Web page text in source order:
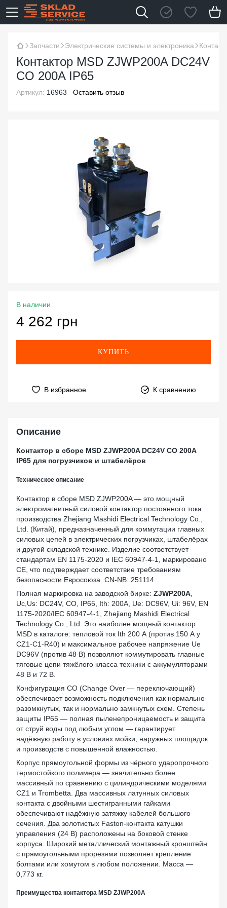
Запчасти Электрические системы и электроника
Контактор MSD ZJWP200A DC24V
CO 200A IP65
Артикул: 16963 Оставить отзыв
В наличии
4 262 грн
КУПИТЬ
В избранное К сравнению
Описание
Контактор в сборе MSD ZJWP200A DC24V CO 200A
IP65 для погрузчиков и штабелёров
Техническое описание
Контактор в сборе MSD ZJWP200A — это мощный
электромагнитный силовой контактор постоянного тока
производства Zhejiang Mashidi Electrical Technology Co.,
Ltd. (Китай), предназначенный для коммутации главных
силовых цепей в электрических погрузчиках, штабелёрах
и другой складской технике. Изделие соответствует
стандартам EN 1175-2020 и IEC 60947-4-1, маркировано
CE, что подтверждает соответствие требованиям
безопасности Евросоюза. CN-NB: 251114.
Полная маркировка на заводской бирке: ZJWP200A
Uc,Us: DC24V, CO, IP65, Ith: 200A, Ue: DC96V, Ui: 96V, EN
1175-2020/IEC 60947-4-1, Zhejiang Mashidi Electrical
Technology Co., Ltd. Это наиболее мощный контактор
MSD в каталоге: тепловой ток Ith 200 А (против 150 А у
CZ1-C1-R40) и максимальное рабочее напряжение Ue
DC96V (против 48 В) позволяют коммутировать главные
тяговые цепи тяжёлого класса техники с аккумуляторами
48 В и 72 В.
Конфигурация CO (Change Over — переключающий)
обеспечивает возможность подключения как нормально
разомкнутых, так и нормально замкнутых схем. Степень
защиты IP65 — полная пыленепроницаемость и защита
от струй воды под любым углом — гарантирует
надёжную работу в условиях мойки, наружных площадок
и производств с повышенной влажностью.
Корпус прямоугольной формы из чёрного ударопрочного
термостойкого полимера — значительно более
массивный по сравнению с цилиндрическими моделями
CZ1 и Trombetta. Два массивных латунных силовых
контакта с двойными шестигранными гайками
обеспечивают надёжную затяжку кабелей большого
сечения. Два золотистых Faston-контакта катушки
управления (24 В) расположены на боковой стенке
корпуса. Широкий металлический монтажный кронштейн
с прямоугольными прорезями позволяет крепление
болтами или хомутом в любом положении. Масса —
0,773 кг.
Преимущества контактора MSD ZJWP200A